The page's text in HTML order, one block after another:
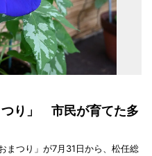
つり」 市民が育てた多
まつり」が7月31日から、松任総